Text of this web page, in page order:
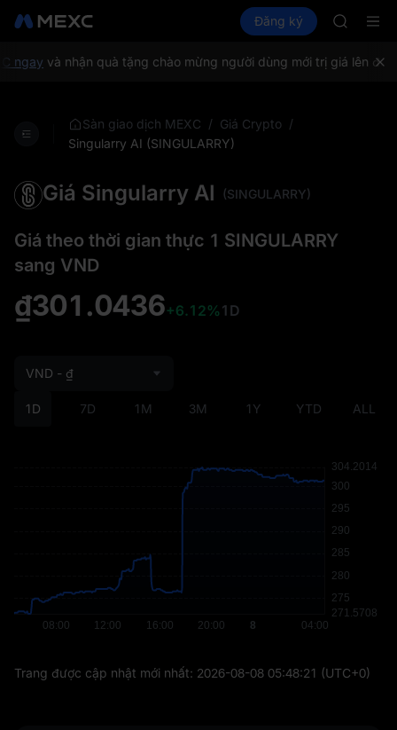
Thị trường Spot Futures SPCX
Đăng ký
AAOI
Đăng ký
ngayvà nhận quà tặng chào mừng người dùng mới trị giá lên đến
Sàn giao dịch MEXC / Giá Crypto /
Singularry AI (SINGULARRY)
Giá Singularry AI (SINGULARRY)
Giá theo thời gian thực 1 SINGULARRY
sang VND
₫301.0436+6.12% 1D
1D 7D 1M 3M 1Y YTD ALL
VND - ₫
Trang được cập nhật mới nhất: 2026-08-08 05:48:21 (UTC+0)